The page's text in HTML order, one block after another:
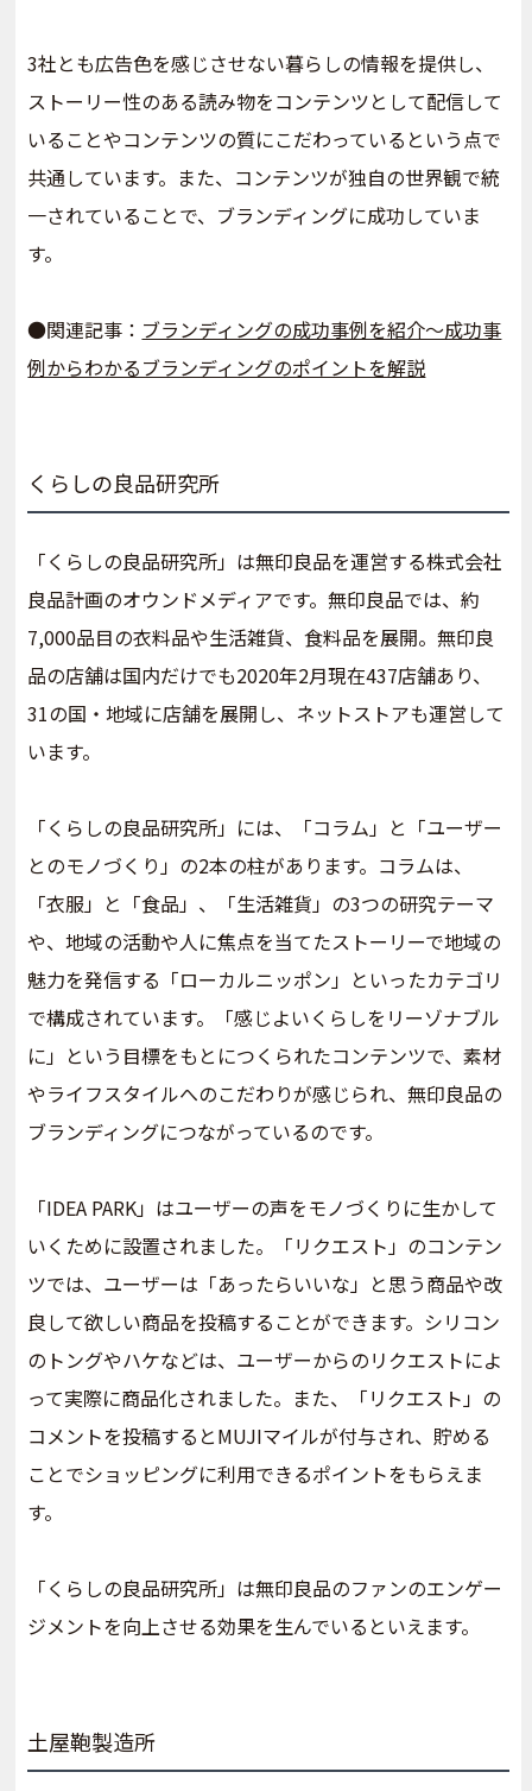
3社とも広告色を感じさせない暮らしの情報を提供し、
ストーリー性のある読み物をコンテンツとして配信して
いることやコンテンツの質にこだわっているという点で
共通しています。また、コンテンツが独自の世界観で統
一されていることで、ブランディングに成功していま
す。
●関連記事： ブランディングの成功事例を紹介～成功事
例からわかるブランディングのポイントを解説
くらしの良品研究所
「くらしの良品研究所」は無印良品を運営する株式会社
良品計画のオウンドメディアです。無印良品では、約
7,000品目の衣料品や生活雑貨、食料品を展開。無印良
品の店舗は国内だけでも2020年2月現在437店舗あり、
31の国・地域に店舗を展開し、ネットストアも運営して
います。
「くらしの良品研究所」には、「コラム」と「ユーザー
とのモノづくり」の2本の柱があります。コラムは、
「衣服」と「食品」、「生活雑貨」の3つの研究テーマ
や、地域の活動や人に焦点を当てたストーリーで地域の
魅力を発信する「ローカルニッポン」といったカテゴリ
で構成されています。「感じよいくらしをリーゾナブル
に」という目標をもとにつくられたコンテンツで、素材
やライフスタイルへのこだわりが感じられ、無印良品の
ブランディングにつながっているのです。
「IDEA PARK」はユーザーの声をモノづくりに生かして
いくために設置されました。「リクエスト」のコンテン
ツでは、ユーザーは「あったらいいな」と思う商品や改
良して欲しい商品を投稿することができます。シリコン
のトングやハケなどは、ユーザーからのリクエストによ
って実際に商品化されました。また、「リクエスト」の
コメントを投稿するとMUJIマイルが付与され、貯める
ことでショッピングに利用できるポイントをもらえま
す。
「くらしの良品研究所」は無印良品のファンのエンゲー
ジメントを向上させる効果を生んでいるといえます。
土屋鞄製造所